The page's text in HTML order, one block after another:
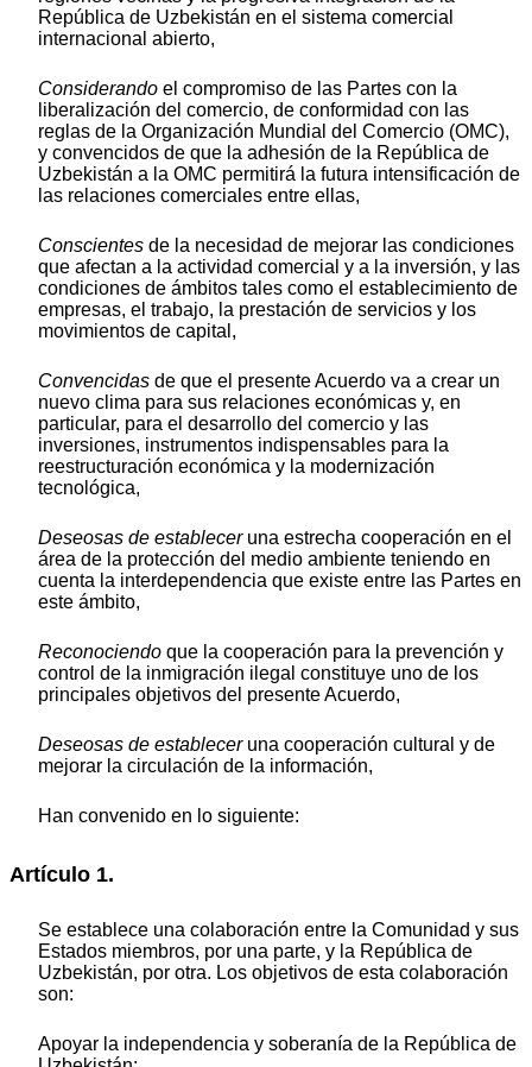
República de Uzbekistán en el sistema comercial
internacional abierto,
Considerando el compromiso de las Partes con la
liberalización del comercio, de conformidad con las
reglas de la Organización Mundial del Comercio (OMC),
y convencidos de que la adhesión de la República de
Uzbekistán a la OMC permitirá la futura intensificación de
las relaciones comerciales entre ellas,
Conscientes de la necesidad de mejorar las condiciones
que afectan a la actividad comercial y a la inversión, y las
condiciones de ámbitos tales como el establecimiento de
empresas, el trabajo, la prestación de servicios y los
movimientos de capital,
Convencidas de que el presente Acuerdo va a crear un
nuevo clima para sus relaciones económicas y, en
particular, para el desarrollo del comercio y las
inversiones, instrumentos indispensables para la
reestructuración económica y la modernización
tecnológica,
Deseosas de estableceruna estrecha cooperación en el
área de la protección del medio ambiente teniendo en
cuenta la interdependencia que existe entre las Partes en
este ámbito,
Reconociendo que la cooperación para la prevención y
control de la inmigración ilegal constituye uno de los
principales objetivos del presente Acuerdo,
Deseosas de estableceruna cooperación cultural y de
mejorar la circulación de la información,
Han convenido en lo siguiente:
Artículo 1.
Se establece una colaboración entre la Comunidad y sus
Estados miembros, por una parte, y la República de
Uzbekistán, por otra. Los objetivos de esta colaboración
son:
Apoyar la independencia y soberanía de la República de